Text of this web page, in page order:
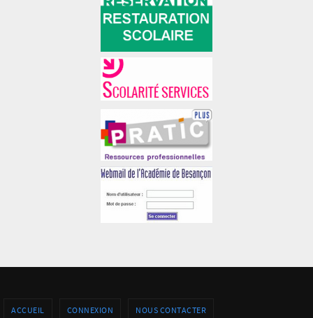
ACCUEIL CONNEXION NOUS CONTACTER